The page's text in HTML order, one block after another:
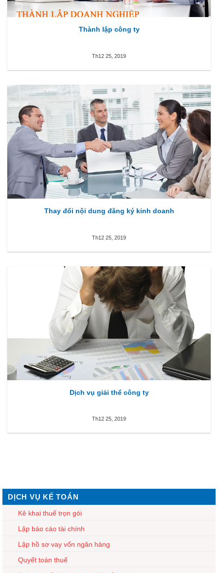
Thành lập công ty
Th12 25, 2019
Thay đổi nội dung đăng ký kinh doanh
Th12 25, 2019
Dịch vụ giải thể công ty
Th12 25, 2019
DỊCH VỤ KẾ TOÁN
Kê khai thuế trọn gói
Lập báo cáo tài chính
Lập hồ sơ vay vốn ngân hàng
Quyết toán thuế